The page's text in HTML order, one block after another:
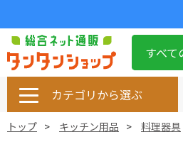
すべて
カテゴリから選ぶ
トップ キッチン用品 料理器具